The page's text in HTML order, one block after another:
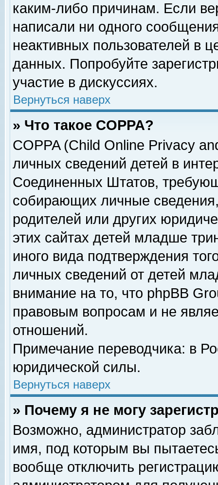
каким-либо причинам. Если
написали ни одного
неактивных пользователей в
данных. Попробуйте
участие в дискуссиях.
Вернуться наверх
» Что такое COPPA?
COPPA (Child Online Privacy
личных сведений детей в
Соединенных Штатов,
собирающих личные
родителей или других
этих сайтах детей младше
иного вида подтверждения
личных сведений от детей
внимание на то, что phpBB
правовым вопросам и не
отношений.
Примечание переводчика: в
юридической силы.
Вернуться наверх
» Почему я не могу
Возможно, администратор
имя, под которым вы
вообще отключить